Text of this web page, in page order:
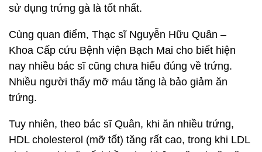
sử dụng trứng gà là tốt nhất.
Cùng quan điểm, Thạc sĩ Nguyễn Hữu Quân –
Khoa Cấp cứu Bệnh viện Bạch Mai cho biết hiện
nay nhiều bác sĩ cũng chưa hiểu đúng về trứng.
Nhiều người thấy mỡ máu tăng là bảo giảm ăn
trứng.
Tuy nhiên, theo bác sĩ Quân, khi ăn nhiều trứng,
HDL cholesterol (mỡ tốt) tăng rất cao, trong khi LDL